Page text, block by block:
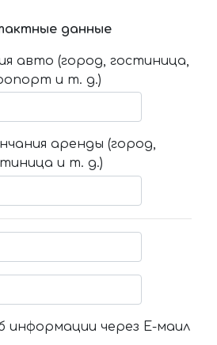
данные
авто (город, гостиница,
и т. д.)
аренды (город,
и т. д.)
информации через Е-маил